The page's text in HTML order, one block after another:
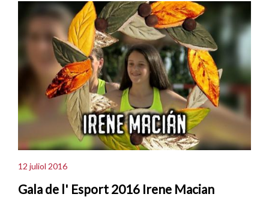
12 juliol 2016
Gala de l' Esport 2016 Irene Macian